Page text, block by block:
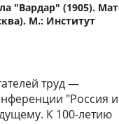
"Вардар" (1905).
М.: Институт
труд —
"Россия и
К 100-летию